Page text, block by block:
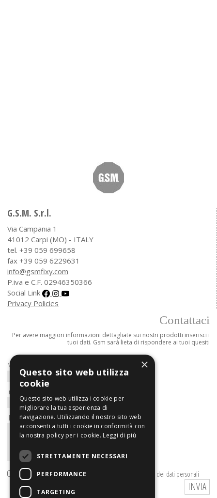
G.S.M. S.r.l.
Via Campania 1
41012 Carpi (MO) - ITALY
tel. +39 059 699658
fax +39 059 6229631
info@gsmfixy.com
P.iva e C.F. 02946350366
Social Link
Privacy Policies
Contattaci
Per avere maggiori informazioni dettagliate sui nostri prodotti inserisci i
tuoi dati. Gsm sarà lieta di rispondere ai tuoi quesiti
Nome/Ragione Sociale*
Indirizzo e-mail
Il tuo messaggio
Letta l'informativa Privacy acconsento al trattamento dei dati personali
×
Questo sito web utilizza
cookie
Questo sito web utilizza i cookie per
migliorare la tua esperienza di
navigazione. Utilizzando il nostro sito web
acconsenti a tutti i cookie in conformità con
la nostra policy per i cookie. Leggi di più
STRETTAMENTE NECESSARI
PERFORMANCE
TARGETING